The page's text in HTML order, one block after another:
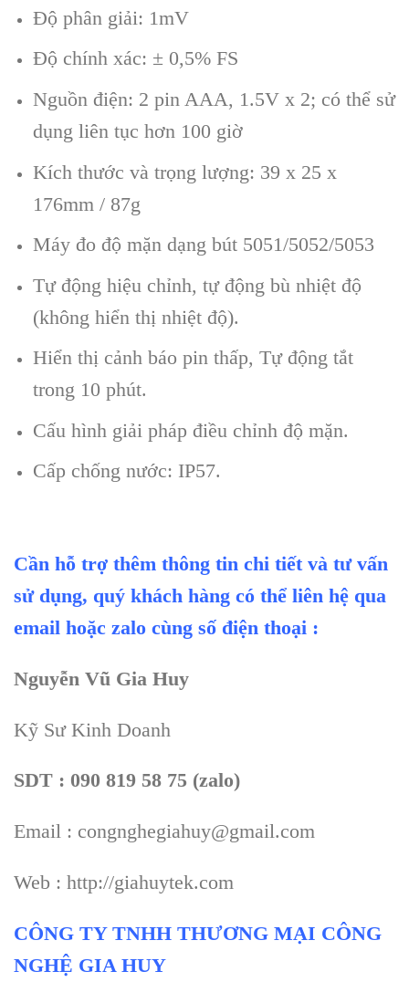
Độ phân giải: 1mV
Độ chính xác: ± 0,5% FS
Nguồn điện: 2 pin AAA, 1.5V x 2; có thể sử
dụng liên tục hơn 100 giờ
Kích thước và trọng lượng: 39 x 25 x
176mm / 87g
Máy đo độ mặn dạng bút 5051/5052/5053
Tự động hiệu chỉnh, tự động bù nhiệt độ
(không hiển thị nhiệt độ).
Hiển thị cảnh báo pin thấp, Tự động tắt
trong 10 phút.
Cấu hình giải pháp điều chỉnh độ mặn.
Cấp chống nước: IP57.
Cần hỗ trợ thêm thông tin chi tiết và tư vấn
sử dụng, quý khách hàng có thể liên hệ qua
email hoặc zalo cùng số điện thoại :
Nguyễn Vũ Gia Huy
Kỹ Sư Kinh Doanh
SDT : 090 819 58 75 (zalo)
Email : congnghegiahuy@gmail.com
Web : http://giahuytek.com
CÔNG TY TNHH THƯƠNG MẠI CÔNG
NGHỆ GIA HUY